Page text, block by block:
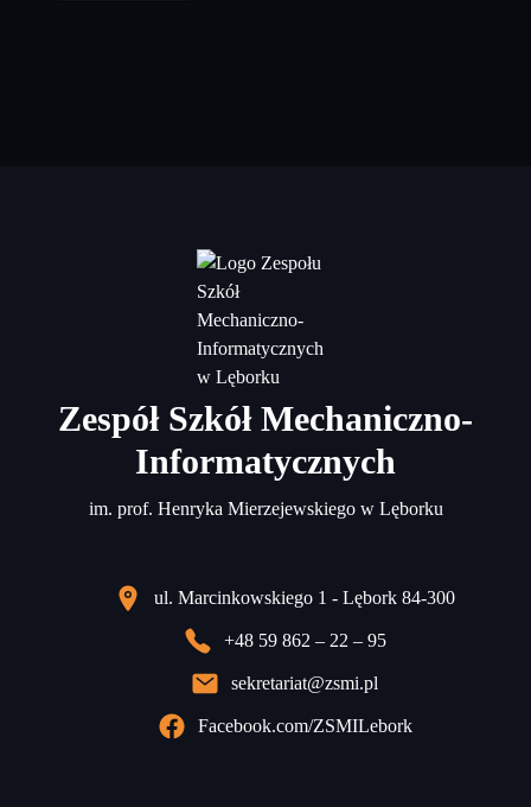
Zespół Szkół Mechaniczno-
Informatycznych
im. prof. Henryka Mierzejewskiego w Lęborku
ul. Marcinkowskiego 1 - Lębork 84-300
+48 59 862 – 22 – 95
sekretariat@zsmi.pl
Facebook.com/ZSMILebork